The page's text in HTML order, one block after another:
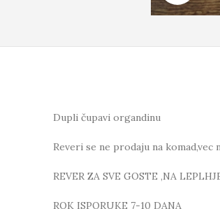
Dupli čupavi organdinu
Reveri se ne prodaju na komad,vec
REVER ZA SVE GOSTE ,NA
ROK ISPORUKE 7-10 DANA